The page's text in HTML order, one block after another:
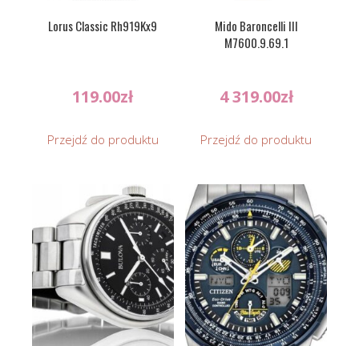
Lorus Classic Rh919Kx9
119.00zł
Przejdź do produktu
Mido Baroncelli III
M7600.9.69.1
4 319.00zł
Przejdź do produktu